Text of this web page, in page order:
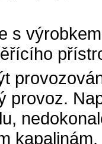
s
provoz.
kapalinám.